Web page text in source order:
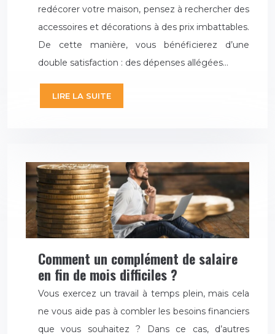
redécorer votre maison, pensez à rechercher des
accessoires et décorations à des prix imbattables.
De cette manière, vous bénéficierez d’une
double satisfaction : des dépenses allégées…
LIRE LA SUITE
Comment un complément de salaire
en fin de mois difficiles ?
Vous exercez un travail à temps plein, mais cela
ne vous aide pas à combler les besoins financiers
que vous souhaitez ? Dans ce cas, d’autres